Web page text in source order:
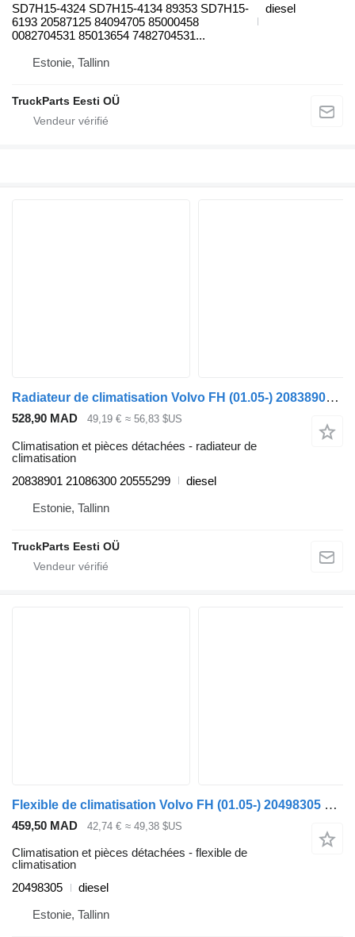
SD7H15-4324 SD7H15-4134 89353 SD7H15-
6193 20587125 84094705 85000458
0082704531 85013654 7482704531...
diesel
Estonie, Tallinn
TruckParts Eesti OÜ
Radiateur de climatisation Volvo FH (01.05-) 20838901 pour tracteur routier Volvo FH12, FH16, NH12, FH, VNL780 (1993-2014)
528,90 MAD 49,19 € ≈ 56,83 $US
Climatisation et pièces détachées - radiateur de
climatisation
20838901 21086300 20555299
diesel
Estonie, Tallinn
TruckParts Eesti OÜ
Flexible de climatisation Volvo FH (01.05-) 20498305 pour tracteur routier Volvo FH12, FH16, NH12, FH, VNL780 (1993-2014)
459,50 MAD 42,74 € ≈ 49,38 $US
Climatisation et pièces détachées - flexible de
climatisation
20498305
diesel
Estonie, Tallinn